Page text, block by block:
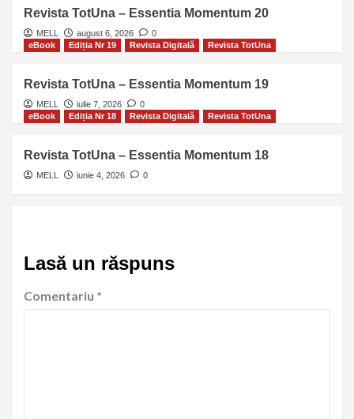
Revista TotUna – Essentia Momentum 20
MELL august 6, 2026
0
eBook
Ediția Nr 19 Revista Digitală Revista TotUna
Revista TotUna – Essentia Momentum 19
MELL iulie 7, 2026
0
eBook
Ediția Nr 18 Revista Digitală Revista TotUna
Revista TotUna – Essentia Momentum 18
MELL iunie 4, 2026 0
Lasă un răspuns
Comentariu *